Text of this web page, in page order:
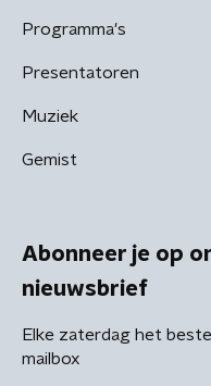
Programma's
Presentatoren
Muziek
Gemist
Abonneer je op
nieuwsbrief
Elke zaterdag het
mailbox